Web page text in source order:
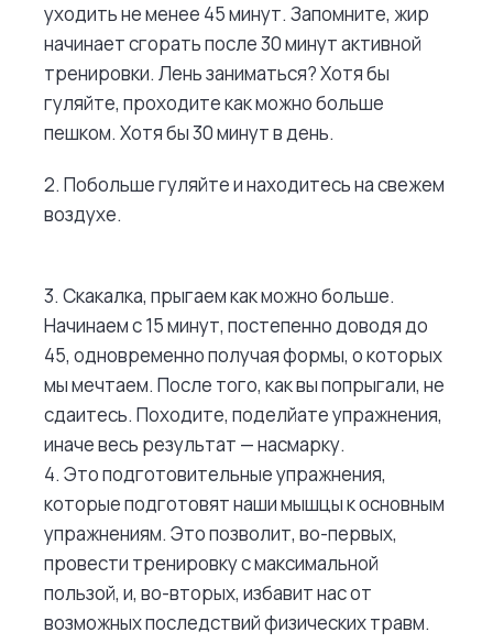
уходить не менее 45 минут. Запомните, жир
начинает сгорать после 30 минут активной
тренировки. Лень заниматься? Хотя бы
гуляйте, проходите как можно больше
пешком. Хотя бы 30 минут в день.
2. Побольше гуляйте и находитесь на свежем
воздухе.
3. Скакалка, прыгаем как можно больше.
Начинаем с 15 минут, постепенно доводя до
45, одновременно получая формы, о которых
мы мечтаем. После того, как вы попрыгали, не
сдаитесь. Походите, поделйате упражнения,
иначе весь результат — насмарку.
4. Это подготовительные упражнения,
которые подготовят наши мышцы к основным
упражнениям. Это позволит, во-первых,
провести тренировку с максимальной
пользой, и, во-вторых, избавит нас от
возможных последствий физических травм.